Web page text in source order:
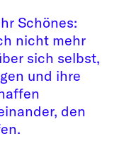
Schönes:
nicht mehr
sich selbst,
und ihre
den